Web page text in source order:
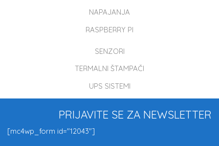
NAPAJANJA
RASPBERRY PI
SENZORI
TERMALNI ŠTAMPAČI
UPS SISTEMI
PRIJAVITE SE ZA NEWSLETTER
[mc4wp_form id="12043"]